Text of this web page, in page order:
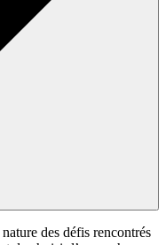
des défis rencontrés